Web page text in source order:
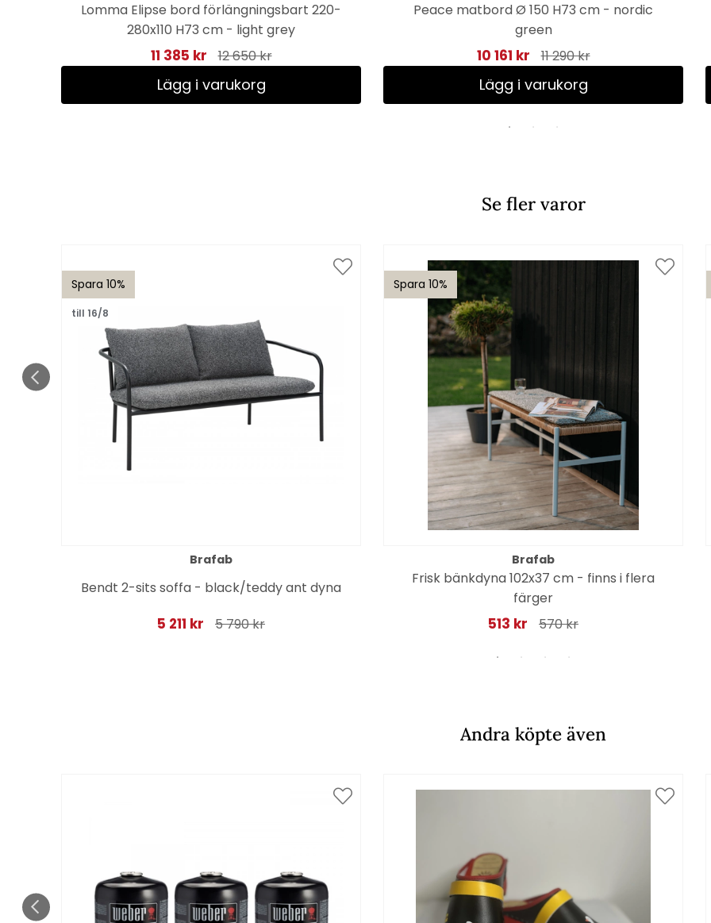
Lomma Elipse bord förlängningsbart 220-
280x110 H73 cm - light grey
11 385 kr 12 650 kr
Lägg i varukorg
Peace matbord Ø 150 H73 cm - nordic
green
10 161 kr 11 290 kr
Lägg i varukorg
Se fler varor
Spara 10%
till 16/8
Brafab
Bendt 2-sits soffa - black/teddy ant dyna
5 211 kr 5 790 kr
Spara 10%
Brafab
Frisk bänkdyna 102x37 cm - finns i flera
färger
513 kr 570 kr
Andra köpte även